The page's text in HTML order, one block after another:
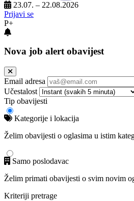
23.07. – 22.08.2026
Prijavi se
P+
Nova job alert obavijest
Email adresa
Učestalost
Tip obavijesti
Kategorije i lokacija
Želim obavijesti o oglasima u istim
Samo poslodavac
Želim primati obavijesti o svim novim
Kriteriji pretrage